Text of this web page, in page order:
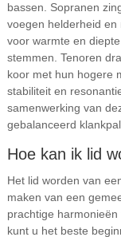
bassen. Sopranen
voegen helderheid en
voor warmte en
stemmen. Tenoren
koor met hun hogere
stabiliteit en
samenwerking van
gebalanceerd
Hoe kan ik lid
Het lid worden van
maken van een
prachtige
kunt u het beste